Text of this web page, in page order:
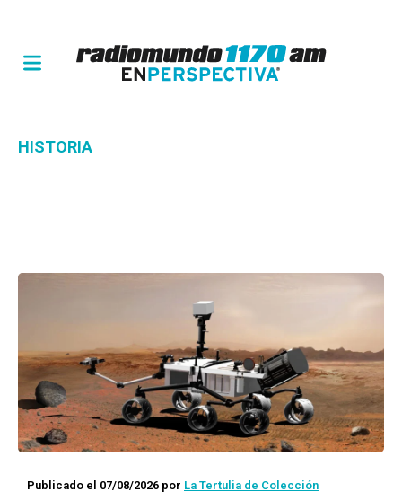
HISTORIA
Publicado el 07/08/2026 por La Tertulia de Colección